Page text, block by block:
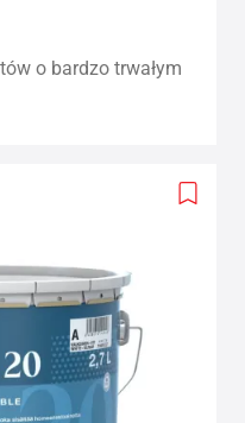
o bardzo trwałym
Add